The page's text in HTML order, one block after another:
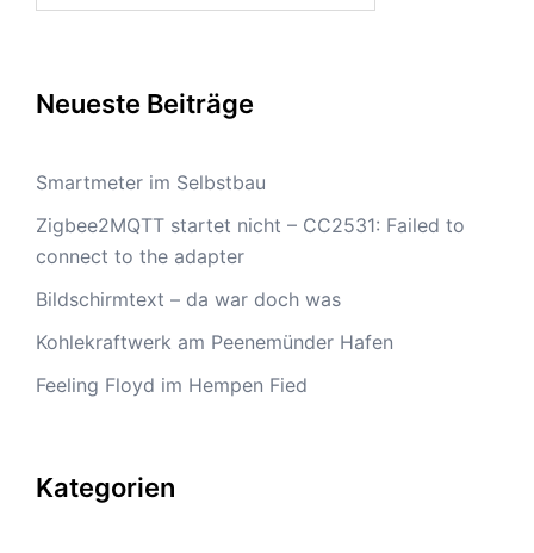
Neueste Beiträge
Smartmeter im Selbstbau
Zigbee2MQTT startet nicht – CC2531: Failed to
connect to the adapter
Bildschirmtext – da war doch was
Kohlekraftwerk am Peenemünder Hafen
Feeling Floyd im Hempen Fied
Kategorien